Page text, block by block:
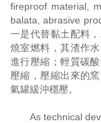
fireproof material,
balata, abrasive
一是代替黏土配料
燒室燃料，其渣作
進行壓縮；輕質碳
壓縮，壓縮出來的
氣罐緩沖穩壓。
As technical